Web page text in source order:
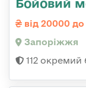
Бойовий
від 20000
Запоріжжя
112 окремий